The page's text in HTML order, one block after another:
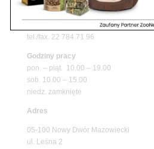
ul. Piłsudskiego 31,
pawilon 134
tel./fax. 22 784 71 96
Godziny pracy
pon. – piąt. 10.00 – 19.00
sob. 10.00 – 15.00
niedz. zamknięte
Adres
05-100 Nowy Dwór Mazowiecki
ul. Leśna 2